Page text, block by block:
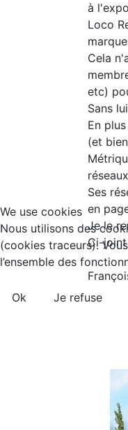
à
Loco
Cela
etc)
Sans
En
(et
Ses
en
Je le
Ci-joint
We use cookies
Nous utilisons des
(cookies traceurs).
l’ensemble des
Ok Je refuse